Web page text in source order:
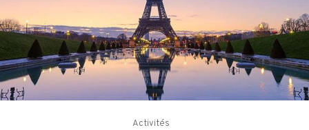
Activités